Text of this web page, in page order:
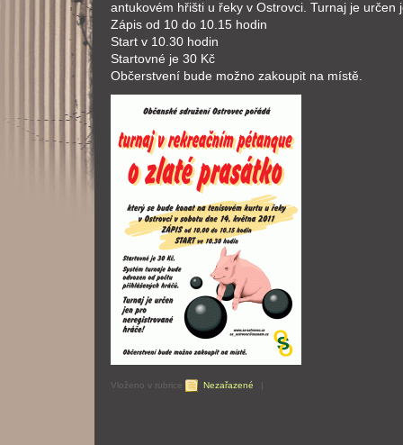
antukovém hřišti u řeky v Ostrovci. Turnaj je určen
Zápis od 10 do 10.15 hodin
Start v 10.30 hodin
Startovné je 30 Kč
Občerstvení bude možno zakoupit na místě.
Vloženo v rubrice Nezařazené |